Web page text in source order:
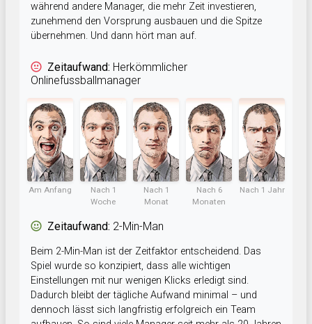
während andere Manager, die mehr Zeit investieren,
zunehmend den Vorsprung ausbauen und die Spitze
übernehmen. Und dann hört man auf.
Zeitaufwand: Herkömmlicher
Onlinefussballmanager
Am Anfang
Nach 1
Woche
Nach 1
Monat
Nach 6
Monaten
Nach 1 Jahr
Zeitaufwand: 2-Min-Man
Beim 2-Min-Man ist der Zeitfaktor entscheidend. Das
Spiel wurde so konzipiert, dass alle wichtigen
Einstellungen mit nur wenigen Klicks erledigt sind.
Dadurch bleibt der tägliche Aufwand minimal – und
dennoch lässt sich langfristig erfolgreich ein Team